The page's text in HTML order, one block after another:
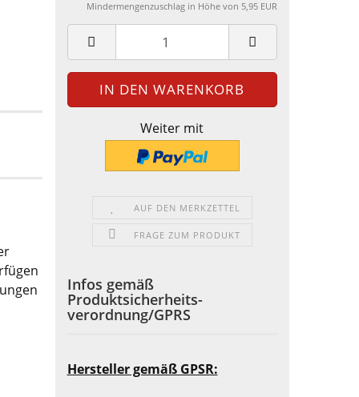
Mindermengenzuschlag in Höhe von 5,95 EUR
Weiter mit
AUF DEN MERKZETTEL
FRAGE ZUM PRODUKT
Infos gemäß
Produktsicherheits-
verordnung/GPRS
Hersteller gemäß GPSR: